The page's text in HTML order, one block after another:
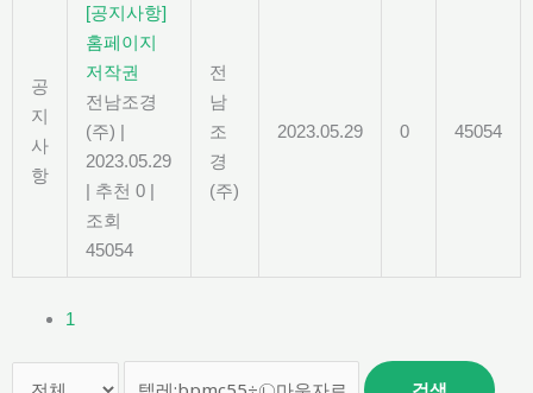
공
지
사
항
[공지사항]
홈페이지
저작권
전남조경
(주) |
2023.05.29
| 추천 0 |
조회
45054
전
남
조
경
(주)
2023.05.29 0 45054
1